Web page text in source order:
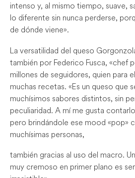
intenso y, al mismo tiempo, suave,
lo diferente sin nunca perderse,
de dónde viene».
La versatilidad del queso
también por Federico Fusca, «chef
millones de seguidores, quien para
muchas recetas. «Es un queso que
muchísimos sabores distintos, sin
peculiaridad. A mí me gusta
pero brindándole ese mood «pop»
muchísimas personas,
también gracias al uso del macro.
muy cremoso en primer plano es